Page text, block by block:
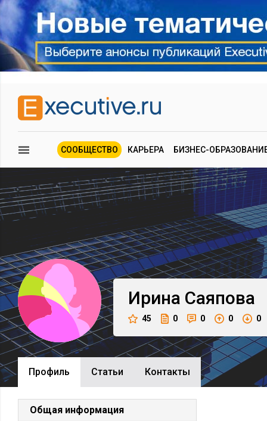
СООБЩЕСТВО КАРЬЕРА БИЗНЕС-
Ирина Саяпова
45 0 0 0 0
Профиль Cтатьи Контакты
Общая информация